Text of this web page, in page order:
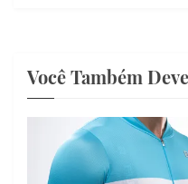
Você Também